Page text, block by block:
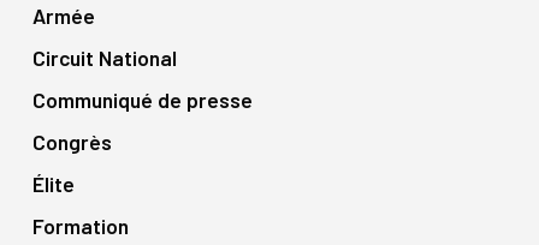
Armée
Circuit National
Communiqué de presse
Congrès
Élite
Formation